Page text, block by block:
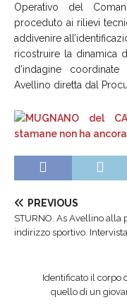
Operativo del
proceduto ai rilievi
addivenire
ricostruire la dinamica
d’indagine
Avellino diretta dal
PREVIOUS
STURNO. As Avellino alla
indirizzo sportivo.
Identificato il corpo
quello di un